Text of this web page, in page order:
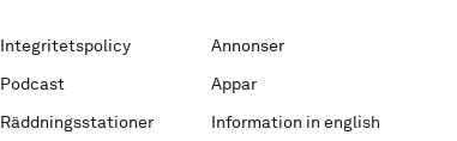
Integritetspolicy
Annonser
Podcast
Appar
Räddningsstationer
Information in english